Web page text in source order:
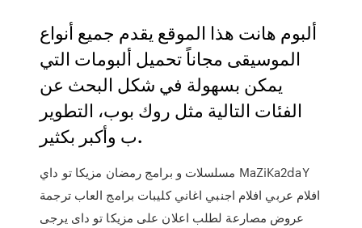
ألبوم هانت هذا الموقع يقدم جميع أنواع
الموسيقى مجاناً تحميل ألبومات التي
يمكن بسهولة في شكل البحث عن
الفئات التالية مثل روك بوب، التطوير
ب وأكبر بكثير.
مسلسلات و برامج رمضان مزيكا تو داي MaZiKa2daY
افلام عربي افلام اجنبي اغاني كليبات برامج العاب ترجمة
عروض مصارعة لطلب اعلان على مزيكا تو داى يرجى